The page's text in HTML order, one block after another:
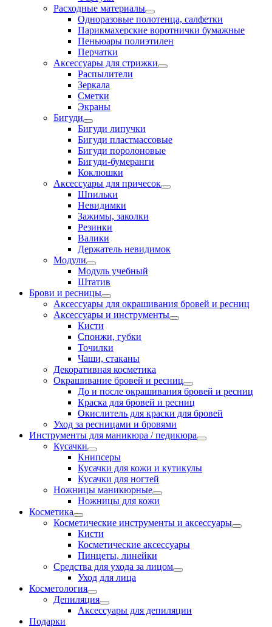
Расходные материалы
Одноразовые полотенца, салфетки
Парикмахерские воротнички бумажные
Пеньюары полиэтилен
Перчатки
Аксессуары для стрижки
Распылители
Зеркала
Сметки
Экраны
Бигуди
Бигуди липучки
Бигуди пластмассовые
Бигуди поролоновые
Бигуди-бумеранги
Коклюшки
Аксессуары для причесок
Шпильки
Невидимки
Зажимы, заколки
Резинки
Валики
Держатель невидимок
Модули
Модуль учебный
Штатив
Брови и ресницы
Аксессуары для окрашивания бровей и ресниц
Аксессуары и инструменты
Кисти
Спонжи, губки
Точилки
Чаши, стаканы
Декоративная косметика
Окрашивание бровей и ресниц
До и после окрашивания бровей и ресниц
Краска для бровей и ресниц
Окислитель для краски для бровей
Уход за ресницами и бровями
Инструменты для маникюра / педикюра
Кусачки
Книпсеры
Кусачки для кожи и кутикулы
Кусачки для ногтей
Ножницы маникюрные
Ножницы для кожи
Косметика
Косметические инструменты и аксессуары
Кисти
Косметические аксессуары
Пинцеты, линейки
Средства для ухода за лицом
Уход для лица
Косметология
Депиляция
Аксессуары для депиляции
Подарки